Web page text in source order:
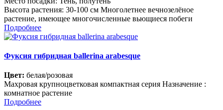
Высота растения: 30-100 см Многолетнее вечнозелёное
растение, имеющее многочисленные вьющиеся побеги
Подробнее
Фуксия гибридная ballerina arabesque
Цвет: белая/розовая
Махровая крупноцветковая компактная серия Назначение :
комнатное растение
Подробнее